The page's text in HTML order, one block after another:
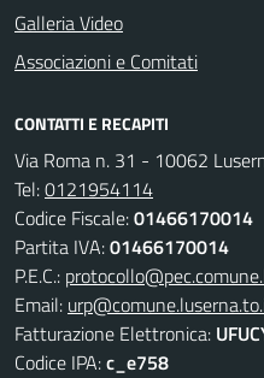
Galleria Video
Associazioni e Comitati
CONTATTI E RECAPITI
Via Roma n. 31 - 10062
Tel:0121954114
Codice Fiscale:01466170014
Partita IVA:01466170014
P.E.C.:
Email:
Fatturazione Elettronica:
Codice IPA:c_e758